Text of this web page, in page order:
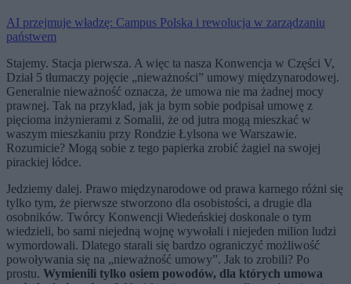
AI przejmuje władzę: Campus Polska i rewolucja w zarządzaniu
państwem
Stajemy. Stacja pierwsza. A więc ta nasza Konwencja w Części V,
Dział 5 tłumaczy pojęcie „nieważności” umowy międzynarodowej.
Generalnie nieważność oznacza, że umowa nie ma żadnej mocy
prawnej. Tak na przykład, jak ja bym sobie podpisał umowę z
pięcioma inżynierami z Somalii, że od jutra mogą mieszkać w
waszym mieszkaniu przy Rondzie Łylsona we Warszawie.
Rozumicie? Mogą sobie z tego papierka zrobić żagiel na swojej
pirackiej łódce.
Jedziemy dalej. Prawo międzynarodowe od prawa karnego różni się
tylko tym, że pierwsze stworzono dla osobistości, a drugie dla
osobników. Twórcy Konwencji Wiedeńskiej doskonale o tym
wiedzieli, bo sami niejedną wojnę wywołali i niejeden milion ludzi
wymordowali. Dlatego starali się bardzo ograniczyć możliwość
powoływania się na „nieważność umowy”. Jak to zrobili? Po
prostu. Wymienili tylko osiem powodów, dla których umowa